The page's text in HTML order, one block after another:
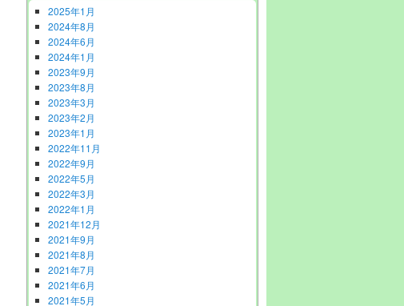
2025年1月
2024年8月
2024年6月
2024年1月
2023年9月
2023年8月
2023年3月
2023年2月
2023年1月
2022年11月
2022年9月
2022年5月
2022年3月
2022年1月
2021年12月
2021年9月
2021年8月
2021年7月
2021年6月
2021年5月